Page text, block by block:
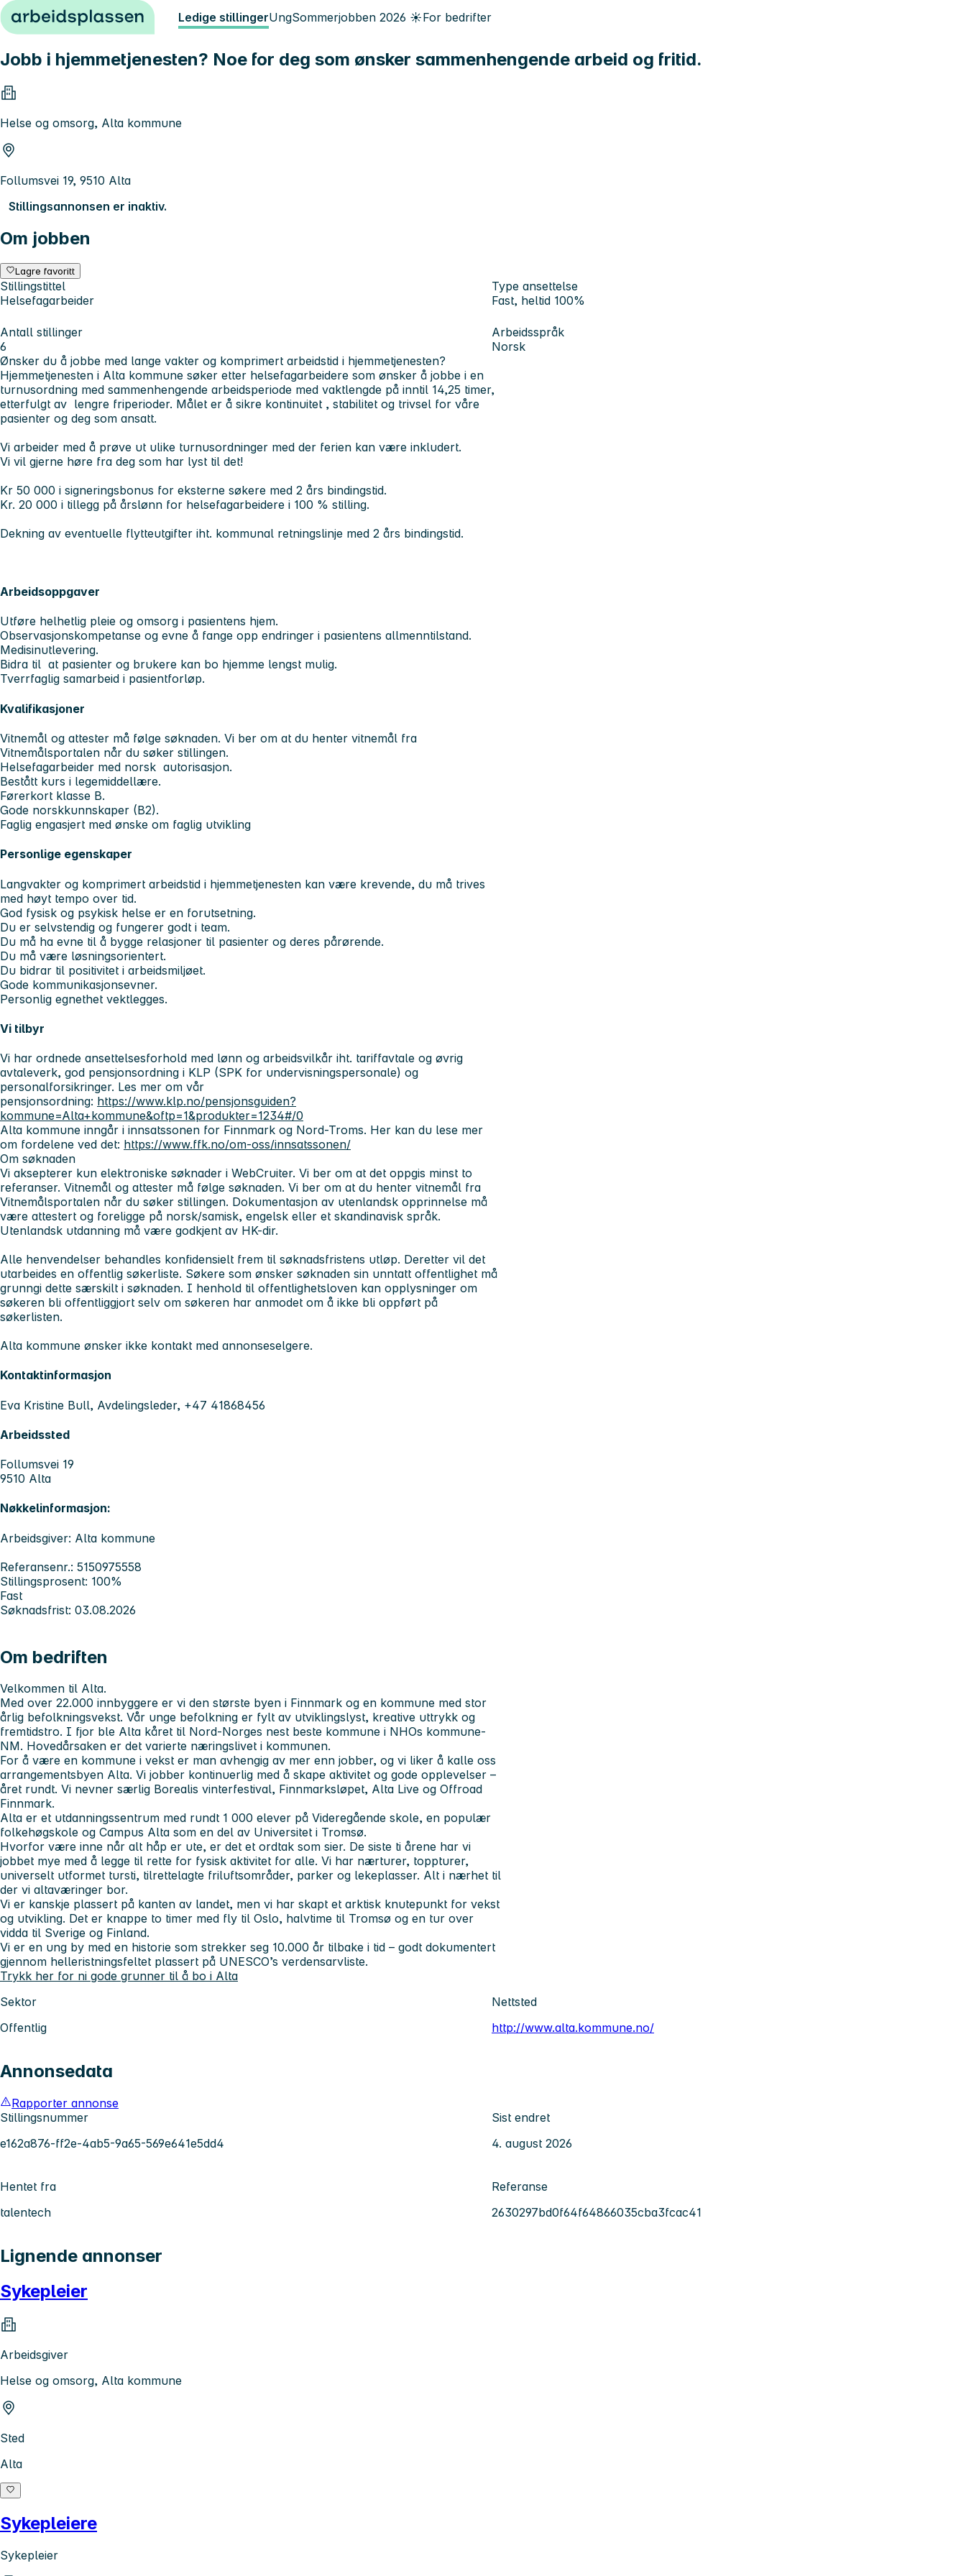
Hopp til innhold Ledige stillingerUngSommerjobben 2026 ☀️For bedrifter
Jobb i hjemmetjenesten? Noe for deg som ønsker sammenhengende arbeid og fritid.
Helse og omsorg, Alta kommune
Follumsvei 19, 9510 Alta
Stillingsannonsen er inaktiv.
Om jobben
Lagre favoritt
Stillingstittel
Helsefagarbeider
Type ansettelse
Fast, heltid 100%
Antall stillinger
6
Arbeidsspråk
Norsk
Ønsker du å jobbe med lange vakter og komprimert arbeidstid i hjemmetjenesten?
Hjemmetjenesten i Alta kommune søker etter helsefagarbeidere som ønsker å jobbe i en
turnusordning med sammenhengende arbeidsperiode med vaktlengde på inntil 14,25 timer,
etterfulgt av lengre friperioder. Målet er å sikre kontinuitet , stabilitet og trivsel for våre
pasienter og deg som ansatt.
Vi arbeider med å prøve ut ulike turnusordninger med der ferien kan være inkludert.
Vi vil gjerne høre fra deg som har lyst til det!
Kr 50 000 i signeringsbonus for eksterne søkere med 2 års bindingstid.
Kr. 20 000 i tillegg på årslønn for helsefagarbeidere i 100 % stilling.
Dekning av eventuelle flytteutgifter iht. kommunal retningslinje med 2 års bindingstid.
Arbeidsoppgaver
Utføre helhetlig pleie og omsorg i pasientens hjem.
Observasjonskompetanse og evne å fange opp endringer i pasientens allmenntilstand.
Medisinutlevering.
Bidra til at pasienter og brukere kan bo hjemme lengst mulig.
Tverrfaglig samarbeid i pasientforløp.
Kvalifikasjoner
Vitnemål og attester må følge søknaden. Vi ber om at du henter vitnemål fra
Vitnemålsportalen når du søker stillingen.
Helsefagarbeider med norsk autorisasjon.
Bestått kurs i legemiddellære.
Førerkort klasse B.
Gode norskkunnskaper (B2).
Faglig engasjert med ønske om faglig utvikling
Personlige egenskaper
Langvakter og komprimert arbeidstid i hjemmetjenesten kan være krevende, du må trives
med høyt tempo over tid.
God fysisk og psykisk helse er en forutsetning.
Du er selvstendig og fungerer godt i team.
Du må ha evne til å bygge relasjoner til pasienter og deres pårørende.
Du må være løsningsorientert.
Du bidrar til positivitet i arbeidsmiljøet.
Gode kommunikasjonsevner.
Personlig egnethet vektlegges.
Vi tilbyr
Vi har ordnede ansettelsesforhold med lønn og arbeidsvilkår iht. tariffavtale og øvrig
avtaleverk, god pensjonsordning i KLP (SPK for undervisningspersonale) og
personalforsikringer. Les mer om vår
pensjonsordning: https://www.klp.no/pensjonsguiden?
kommune=Alta+kommune&oftp=1&produkter=1234#/0
Alta kommune inngår i innsatssonen for Finnmark og Nord-Troms. Her kan du lese mer
om fordelene ved det: https://www.ffk.no/om-oss/innsatssonen/
Om søknaden
Vi aksepterer kun elektroniske søknader i WebCruiter. Vi ber om at det oppgis minst to
referanser. Vitnemål og attester må følge søknaden. Vi ber om at du henter vitnemål fra
Vitnemålsportalen når du søker stillingen. Dokumentasjon av utenlandsk opprinnelse må
være attestert og foreligge på norsk/samisk, engelsk eller et skandinavisk språk.
Utenlandsk utdanning må være godkjent av HK-dir.
Alle henvendelser behandles konfidensielt frem til søknadsfristens utløp. Deretter vil det
utarbeides en offentlig søkerliste. Søkere som ønsker søknaden sin unntatt offentlighet må
grunngi dette særskilt i søknaden. I henhold til offentlighetsloven kan opplysninger om
søkeren bli offentliggjort selv om søkeren har anmodet om å ikke bli oppført på
søkerlisten.
Alta kommune ønsker ikke kontakt med annonseselgere.
Kontaktinformasjon
Eva Kristine Bull, Avdelingsleder, +47 41868456
Arbeidssted
Follumsvei 19
9510 Alta
Nøkkelinformasjon:
Arbeidsgiver: Alta kommune
Referansenr.: 5150975558
Stillingsprosent: 100%
Fast
Søknadsfrist: 03.08.2026
Om bedriften
Velkommen til Alta.
Med over 22.000 innbyggere er vi den største byen i Finnmark og en kommune med stor
årlig befolkningsvekst. Vår unge befolkning er fylt av utviklingslyst, kreative uttrykk og
fremtidstro. I fjor ble Alta kåret til Nord-Norges nest beste kommune i NHOs kommune-
NM. Hovedårsaken er det varierte næringslivet i kommunen.
For å være en kommune i vekst er man avhengig av mer enn jobber, og vi liker å kalle oss
arrangementsbyen Alta. Vi jobber kontinuerlig med å skape aktivitet og gode opplevelser –
året rundt. Vi nevner særlig Borealis vinterfestival, Finnmarksløpet, Alta Live og Offroad
Finnmark.
Alta er et utdanningssentrum med rundt 1 000 elever på Videregående skole, en populær
folkehøgskole og Campus Alta som en del av Universitet i Tromsø.
Hvorfor være inne når alt håp er ute, er det et ordtak som sier. De siste ti årene har vi
jobbet mye med å legge til rette for fysisk aktivitet for alle. Vi har nærturer, toppturer,
universelt utformet tursti, tilrettelagte friluftsområder, parker og lekeplasser. Alt i nærhet til
der vi altaværinger bor.
Vi er kanskje plassert på kanten av landet, men vi har skapt et arktisk knutepunkt for vekst
og utvikling. Det er knappe to timer med fly til Oslo, halvtime til Tromsø og en tur over
vidda til Sverige og Finland.
Vi er en ung by med en historie som strekker seg 10.000 år tilbake i tid – godt dokumentert
gjennom helleristningsfeltet plassert på UNESCO’s verdensarvliste.
Trykk her for ni gode grunner til å bo i Alta
Sektor
Offentlig
Nettsted
http://www.alta.kommune.no/
Annonsedata
Rapporter annonse
Stillingsnummer
e162a876-ff2e-4ab5-9a65-569e641e5dd4
Sist endret
4. august 2026
Hentet fra
talentech
Referanse
2630297bd0f64f64866035cba3fcac41
Lignende annonser
Sykepleier
Arbeidsgiver
Helse og omsorg, Alta kommune
Sted
Alta
Sykepleiere
Sykepleier